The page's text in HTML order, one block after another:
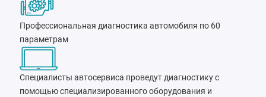
Профессиональная диагностика автомобиля по 60
параметрам
Специалисты автосервиса проведут диагностику с
помощью специализированного оборудования и